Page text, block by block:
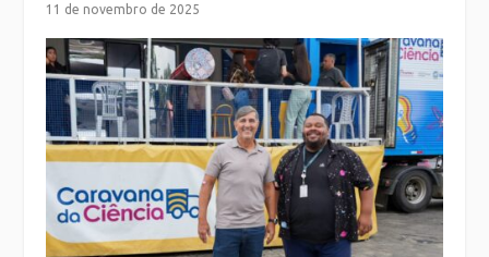
11 de novembro de 2025